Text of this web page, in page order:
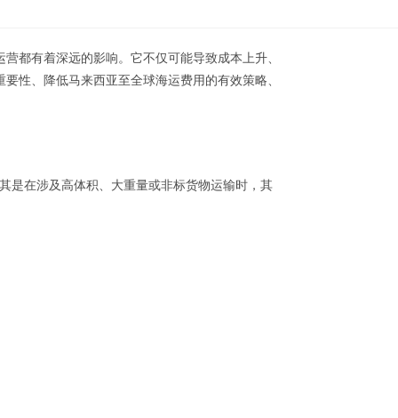
都有着深远的影响。它不仅可能导致成本上升、
性、降低马来西亚至全球海运费用的有效策略、
在涉及高体积、大重量或非标货物运输时，其